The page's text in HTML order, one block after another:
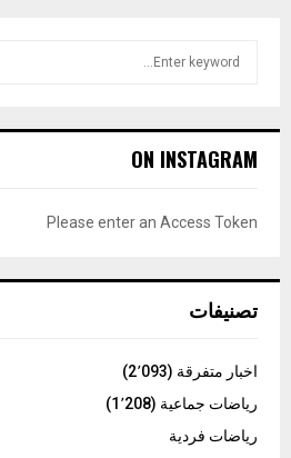
h
ON INSTAGRAM
Please enter an Access Token
تصنيفات
اخبار متفرقة (2٬093)
رياضات جماعية (1٬208)
رياضات فردية